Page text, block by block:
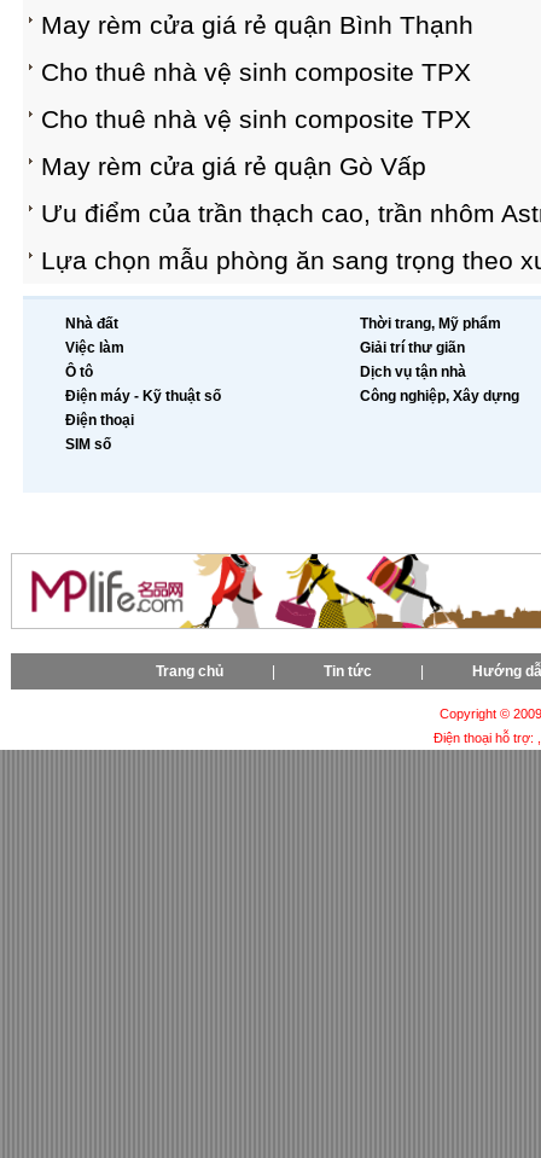
May rèm cửa giá rẻ quận Bình Thạnh
Cho thuê nhà vệ sinh composite TPX
Cho thuê nhà vệ sinh composite TPX
May rèm cửa giá rẻ quận Gò Vấp
Ưu điểm của trần thạch cao, trần nhôm
Lựa chọn mẫu phòng ăn sang trọng theo
Nhà đất
Việc làm
Ô tô
Điện máy - Kỹ thuật số
Điện thoại
SIM số
Thời trang, Mỹ phẩm
Giải trí thư giãn
Dịch vụ tận nhà
Công nghiệp, Xây dựng
Trang chủ Tin tức Hướng
Copyright ©
Điện thoại hỗ trợ: